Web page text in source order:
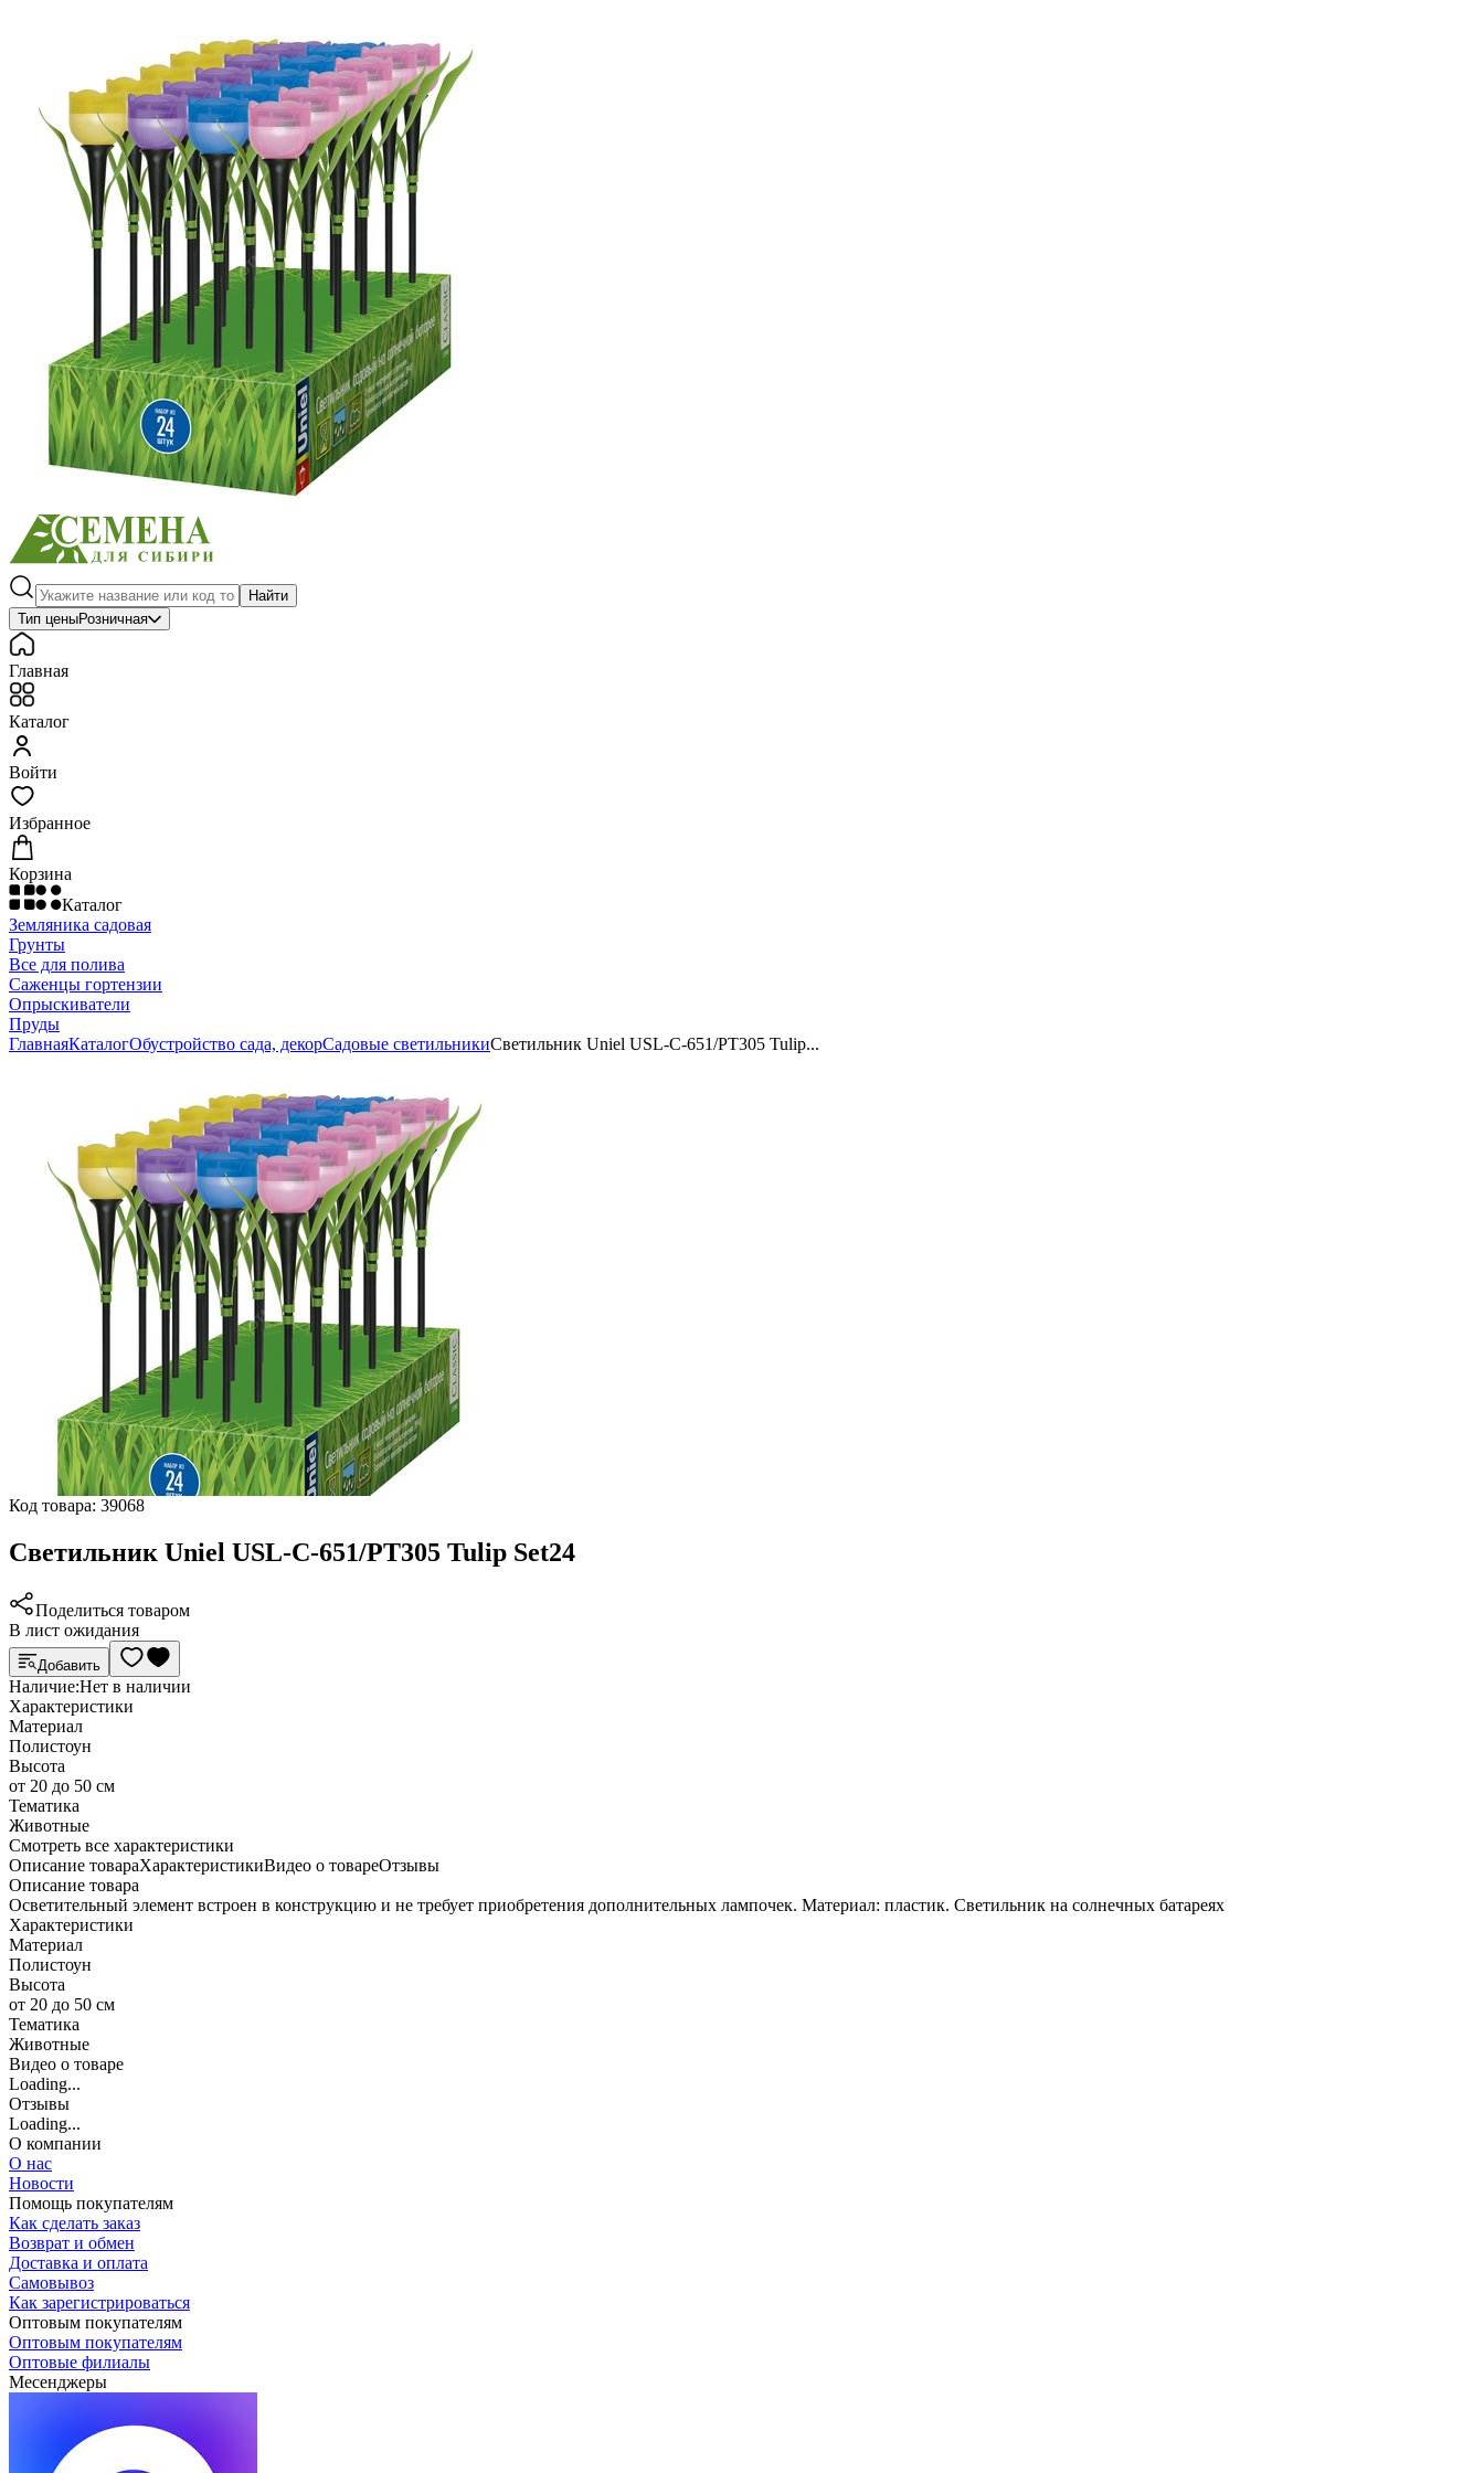
Обратный звонок Заказать обратный звонок
Каталог
Семена
Грунты
Газонные травы, сидераты
Горшки, рассадники, аксессуары
Посадочный материал
Садовый инструмент, инвентарь
Консервирование
Средства защиты, удобрения, добавки, химия
Обустройство сада, декор
Найти
Тип ценыРозничная
Главная
Каталог
Войти
Избранное
Корзина
Каталог
Земляника садовая
Грунты
Все для полива
Саженцы гортензии
Опрыскиватели
Пруды
ГлавнаяКаталогОбустройство сада, декорСадовые светильникиСветильник Uniel USL-C-651/PT305 Tulip...
Код товара: 39068
Светильник Uniel USL-C-651/PT305 Tulip Set24
Поделиться товаром
В лист ожидания
Добавить
Наличие:Нет в наличии
Характеристики
Материал
Полистоун
Высота
от 20 до 50 см
Тематика
Животные
Cмотреть все характеристики
Описание товараХарактеристикиВидео о товареОтзывы
Описание товара
Осветительный элемент встроен в конструкцию и не требует приобретения дополнительных лампочек. Материал: пластик. Светильник на солнечных батареях
Характеристики
Материал
Полистоун
Высота
от 20 до 50 см
Тематика
Животные
Видео о товаре
Loading...
Отзывы
Loading...
О компании
О нас
Новости
Помощь покупателям
Как сделать заказ
Возврат и обмен
Доставка и оплата
Самовывоз
Как зарегистрироваться
Оптовым покупателям
Оптовым покупателям
Оптовые филиалы
Месенджеры